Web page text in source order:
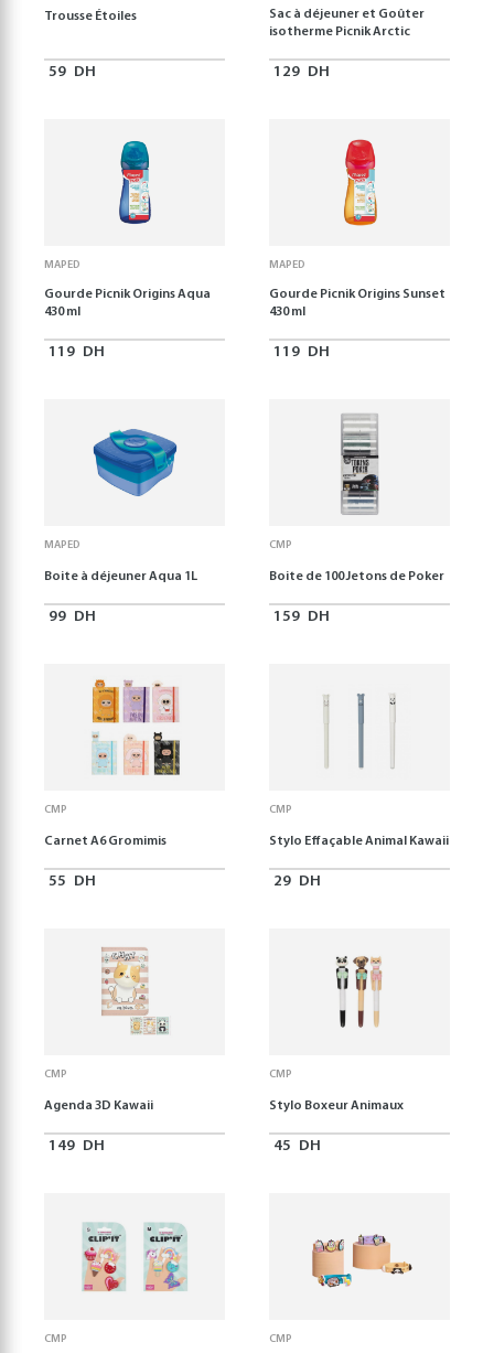
Trousse Étoiles
59 DH
Sac à déjeuner et Goûter
isotherme Picnik Arctic
129 DH
MAPED
Gourde Picnik Origins Aqua
430 ml
119 DH
MAPED
Gourde Picnik Origins Sunset
430 ml
119 DH
MAPED
Boite à déjeuner Aqua 1L
99 DH
CMP
Boite de 100 Jetons de Poker
159 DH
CMP
Carnet A6 Gromimis
55 DH
CMP
Stylo Effaçable Animal Kawaii
29 DH
CMP
Agenda 3D Kawaii
149 DH
CMP
Stylo Boxeur Animaux
45 DH
CMP CMP